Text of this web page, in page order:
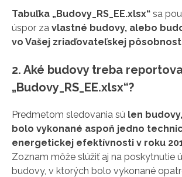
Tabuľka „Budovy_RS_EE.xlsx“ sa
úspor za vlastné budovy, alebo
vo Vašej zriaďovateľskej
2. Aké budovy treba
„Budovy_RS_EE.xlsx“?
Predmetom sledovania sú len
bolo vykonané aspoň jedno
energetickej efektívnosti v roku
Zoznam môže slúžiť aj na poskytnutie
budovy, v ktorých bolo vykonané